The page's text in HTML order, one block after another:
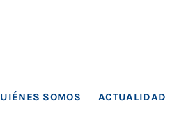
SOMOS ACTUALIDAD